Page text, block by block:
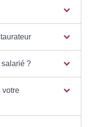
salarié ?
votre